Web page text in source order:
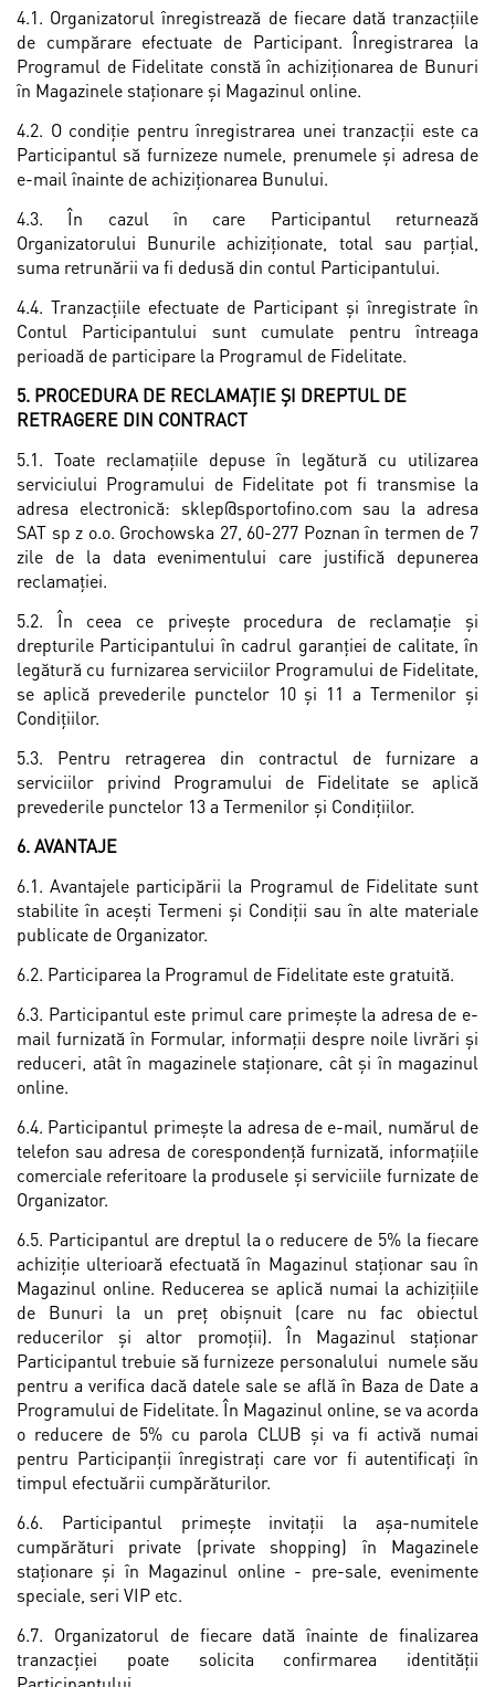
4.1. Organizatorul înregistrează de fiecare dată tranzacțiile
de cumpărare efectuate de Participant. Înregistrarea la
Programul de Fidelitate constă în achiziţionarea de Bunuri
în Magazinele staţionare și Magazinul online.
4.2. O condiţie pentru înregistrarea unei tranzacţii este ca
Participantul să furnizeze numele, prenumele și adresa de
e-mail înainte de achiziţionarea Bunului.
4.3. În cazul în care Participantul returnează
Organizatorului Bunurile achiziţionate, total sau parţial,
suma retrunării va fi dedusă din contul Participantului.
4.4. Tranzacțiile efectuate de Participant și înregistrate în
Contul Participantului sunt cumulate pentru întreaga
perioadă de participare la Programul de Fidelitate.
5. PROCEDURA DE RECLAMAȚIE ȘI DREPTUL DE
RETRAGERE DIN CONTRACT
5.1. Toate reclamaţiile depuse în legătură cu utilizarea
serviciului Programului de Fidelitate pot fi transmise la
adresa electronică: sklep@sportofino.com sau la adresa
SAT sp z o.o. Grochowska 27, 60-277 Poznan în termen de 7
zile de la data evenimentului care justifică depunerea
reclamației.
5.2. În ceea ce privește procedura de reclamație și
drepturile Participantului în cadrul garanției de calitate, în
legătură cu furnizarea serviciilor Programului de Fidelitate,
se aplică prevederile punctelor 10 și 11 a Termenilor și
Condiţiilor.
5.3. Pentru retragerea din contractul de furnizare a
serviciilor privind Programului de Fidelitate se aplică
prevederile punctelor 13 a Termenilor și Condiţiilor.
6. AVANTAJE
6.1. Avantajele participării la Programul de Fidelitate sunt
stabilite în aceşti Termeni și Condiții sau în alte materiale
publicate de Organizator.
6.2. Participarea la Programul de Fidelitate este gratuită.
6.3. Participantul este primul care primeşte la adresa de e-
mail furnizată în Formular, informaţii despre noile livrări și
reduceri, atât în magazinele staţionare, cât și în magazinul
online.
6.4. Participantul primește la adresa de e-mail, numărul de
telefon sau adresa de corespondență furnizată, informațiile
comerciale referitoare la produsele și serviciile furnizate de
Organizator.
6.5. Participantul are dreptul la o reducere de 5% la fiecare
achiziţie ulterioară efectuată în Magazinul staționar sau în
Magazinul online. Reducerea se aplică numai la achizițiile
de Bunuri la un preț obișnuit (care nu fac obiectul
reducerilor și altor promoții). În Magazinul staționar
Participantul trebuie să furnizeze personalului numele său
pentru a verifica dacă datele sale se află în Baza de Date a
Programului de Fidelitate. În Magazinul online, se va acorda
o reducere de 5% cu parola CLUB și va fi activă numai
pentru Participanții înregistraţi care vor fi autentificați în
timpul efectuării cumpărăturilor.
6.6. Participantul primește invitații la așa-numitele
cumpărături private (private shopping) în Magazinele
staționare și în Magazinul online - pre-sale, evenimente
speciale, seri VIP etc.
6.7. Organizatorul de fiecare dată înainte de finalizarea
tranzacţiei poate solicita confirmarea identităţii